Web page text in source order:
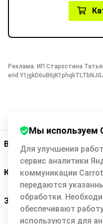
Реклама. ИП Старостина
erid
Backit
Кэшбэк-сервис
Заботимся о вас
Мы используем
Для улучшения
сервис аналитики
коммуникации
передаются
обработки.
обеспечивают
используются для